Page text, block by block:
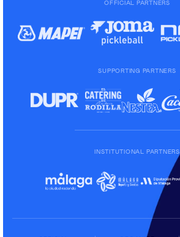
OFFICIAL PARTNERS
SUPPORTING PARTNERS
INSTITUTIONAL PARTNERS